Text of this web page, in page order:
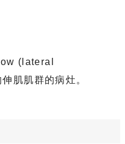
(lateral
肌肌群的病灶。